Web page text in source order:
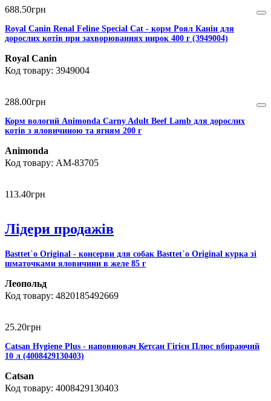
688.50грн
Royal Canin Renal Feline Special Cat - корм Роял Канін для
дорослих котів при захворюваннях нирок 400 г (3949004)
Royal Canin
3949004
288.00грн
Корм вологий Animonda Carny Adult Beef Lamb для дорослих
котів з яловичиною та ягням 200 г
Animonda
AM-83705
113.40грн
Лідери продажів
Basttet`o Original - консерви для собак Basttet`o Original курка зі
шматочками яловичини в желе 85 г
Леопольд
4820185492669
25.20грн
Catsan Hygiene Plus - наповнювач Кетсан Гігієн Плюс вбираючий
10 л (4008429130403)
Catsan
4008429130403